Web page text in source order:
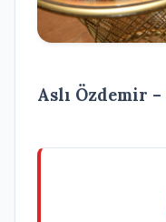
Aslı Özdemir –